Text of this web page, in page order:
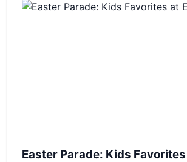
Easter Parade: Kids